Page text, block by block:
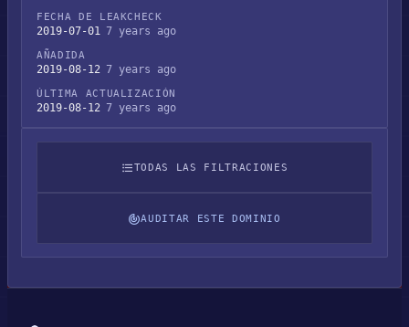
FECHA DE LEAKCHECK
2019-07-01 7 years ago
AÑADIDA
2019-08-12 7 years ago
ÚLTIMA ACTUALIZACIÓN
2019-08-12 7 years ago
TODAS LAS FILTRACIONES
AUDITAR ESTE DOMINIO